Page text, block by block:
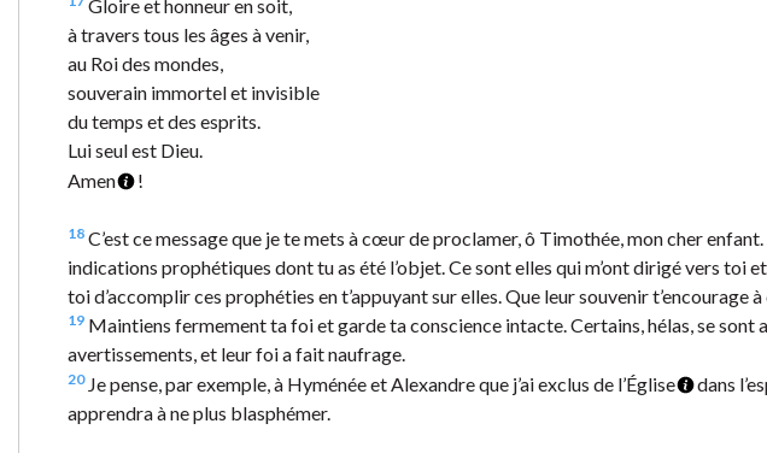
Gloire et honneur en soit,
à travers tous les âges à venir,
au Roi des mondes,
souverain immortel et invisible
du temps et des esprits.
Lui seul est Dieu.
Amen
!
18 C’est ce message que je te mets à cœur de proclamer, ô Timothée, mon cher
indications prophétiques dont tu as été l’objet. Ce sont elles qui m’ont dirigé vers toi
toi d’accomplir ces prophéties en t’appuyant sur elles. Que leur souvenir t’encourage
19 Maintiens fermement ta foi et garde ta conscience intacte. Certains, hélas, se sont
avertissements, et leur foi a fait naufrage.
20Je pense, par exemple, à Hyménée et Alexandre que j’ai exclus de l’Église
dans
apprendra à ne plus blasphémer.